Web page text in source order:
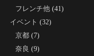
フレンチ他(41)
イベント (32)
京都(7)
奈良 (9)